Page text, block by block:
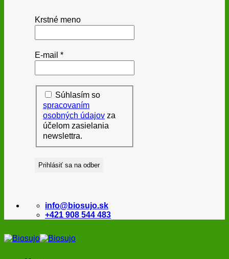
Krstné meno
E-mail *
Súhlasím so
spracovaním
osobných údajov za
účelom zasielania
newslettra.
info@biosujo.sk
+421 908 544 483